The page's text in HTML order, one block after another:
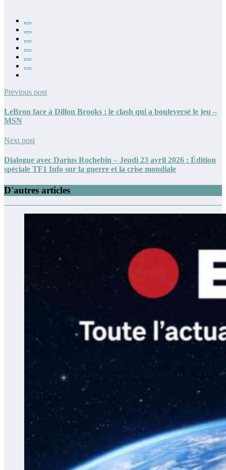
Previous post
LeBron face à Dillon Brooks : le clash qui a bouleversé le jeu –
MSN
Next post
Dialogue avec Darius Rochebin – Jeudi 23 avril 2026 : Édition
spéciale TF1 Info sur la guerre et la crise mondiale
D'autres articles